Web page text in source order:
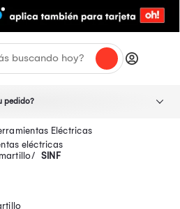
pedido?
Eléctricas
eléctricas
SINF